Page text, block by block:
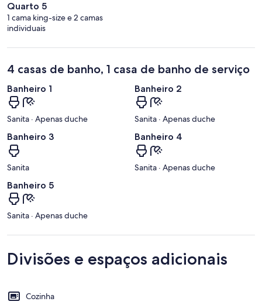
Quarto 5
1 cama king-size e 2 camas
individuais
4 casas de banho, 1 casa de banho de serviço
Banheiro 1
Sanita · Apenas duche
Banheiro 2
Sanita · Apenas duche
Banheiro 3
Sanita
Banheiro 4
Sanita · Apenas duche
Banheiro 5
Sanita · Apenas duche
Divisões e espaços adicionais
Cozinha